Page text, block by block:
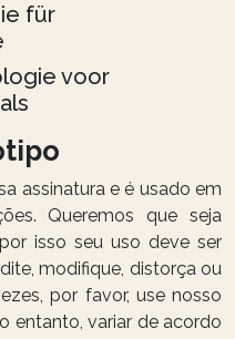
für
voor
assinatura e é usado em
Queremos que seja
isso seu uso deve ser
modifique, distorça ou
por favor, use nosso
entanto, variar de acordo